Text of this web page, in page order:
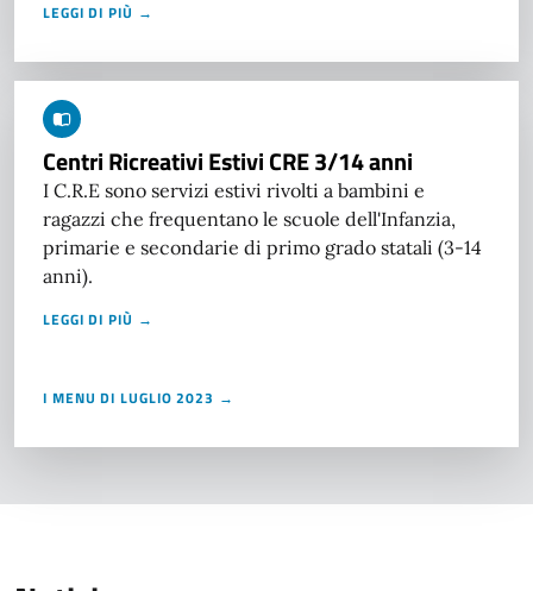
LEGGI DI PIÙ →
Centri Ricreativi Estivi CRE 3/14 anni
I C.R.E sono servizi estivi rivolti a bambini e
ragazzi che frequentano le scuole dell'Infanzia,
primarie e secondarie di primo grado statali (3-14
anni).
LEGGI DI PIÙ →
I MENU DI LUGLIO 2023 →